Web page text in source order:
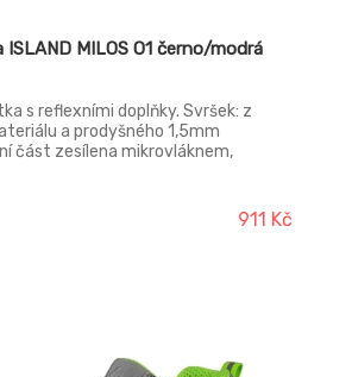
MILOS O1 černo/modrá
s reflexními doplňky. Svršek: z
a prodyšného 1,5mm
část zesílena mikrovláknem,
911 Kč